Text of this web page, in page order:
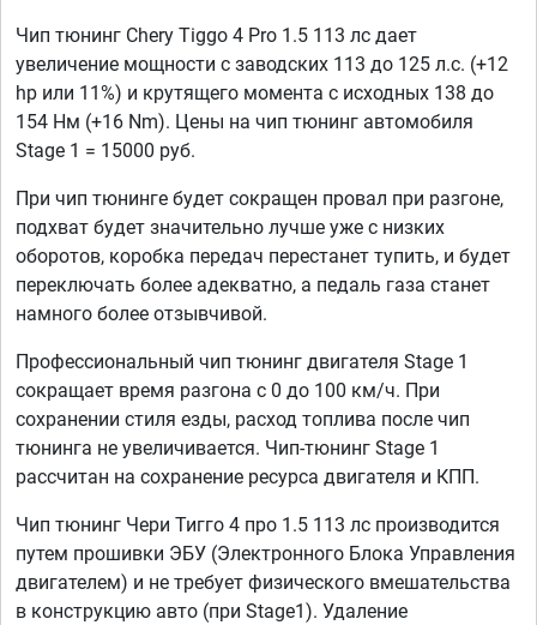
Чип тюнинг Chery Tiggo 4 Pro 1.5 113 лс дает
увеличение мощности с заводских 113 до 125 л.с. (+12
hp или 11%) и крутящего момента с исходных 138 до
154 Нм (+16 Nm). Цены на чип тюнинг автомобиля
Stage 1 = 15000 руб.
При чип тюнинге будет сокращен провал при разгоне,
подхват будет значительно лучше уже с низких
оборотов, коробка передач перестанет тупить, и будет
переключать более адекватно, а педаль газа станет
намного более отзывчивой.
Профессиональный чип тюнинг двигателя Stage 1
сокращает время разгона с 0 до 100 км/ч. При
сохранении стиля езды, расход топлива после чип
тюнинга не увеличивается. Чип-тюнинг Stage 1
рассчитан на сохранение ресурса двигателя и КПП.
Чип тюнинг Чери Тигго 4 про 1.5 113 лс производится
путем прошивки ЭБУ (Электронного Блока Управления
двигателем) и не требует физического вмешательства
в конструкцию авто (при Stage1). Удаление